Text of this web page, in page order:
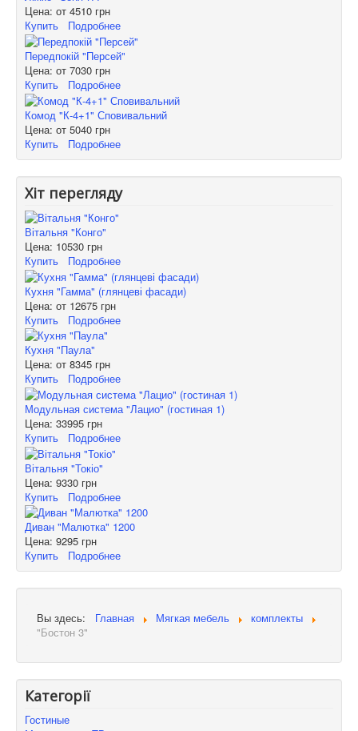
Цена: от 4510 грн
Купить
Подробнее
Передпокій "Персей"
Цена: от 7030 грн
Купить
Подробнее
Комод "К-4+1" Сповивальний
Цена: от 5040 грн
Купить
Подробнее
Хіт перегляду
Вітальня "Конго"
Цена: 10530 грн
Купить
Подробнее
Кухня "Гамма" (глянцеві фасади)
Цена: от 12675 грн
Купить
Подробнее
Кухня "Паула"
Цена: от 8345 грн
Купить
Подробнее
Модульная система "Лацио" (гостиная 1)
Цена: 33995 грн
Купить
Подробнее
Вітальня "Токіо"
Цена: 9330 грн
Купить
Подробнее
Диван "Малютка" 1200
Цена: 9295 грн
Купить
Подробнее
Вы здесь: Главная Мягкая мебель
комплекты
"Бостон 3"
Категорії
Гостиные